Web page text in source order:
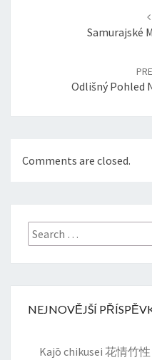
Samurajské
Odlišný Pohled
Comments are closed.
Search
for:
NEJNOVĚJŠÍ
Kajō chikusei 花情竹性